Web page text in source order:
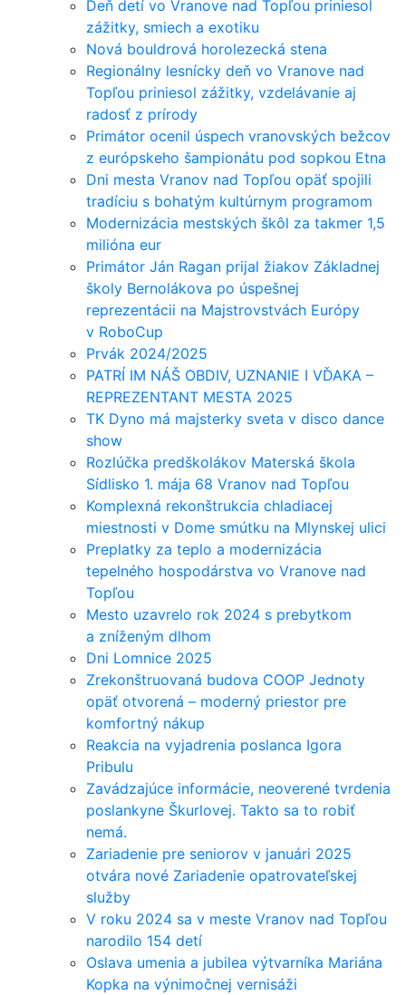
Deň detí vo Vranove nad Topľou priniesol
zážitky, smiech a exotiku
Nová bouldrová horolezecká stena
Regionálny lesnícky deň vo Vranove nad
Topľou priniesol zážitky, vzdelávanie aj
radosť z prírody
Primátor ocenil úspech vranovských bežcov
z európskeho šampionátu pod sopkou Etna
Dni mesta Vranov nad Topľou opäť spojili
tradíciu s bohatým kultúrnym programom
Modernizácia mestských škôl za takmer 1,5
milióna eur
Primátor Ján Ragan prijal žiakov Základnej
školy Bernolákova po úspešnej
reprezentácii na Majstrovstvách Európy
v RoboCup
Prvák 2024/2025
PATRÍ IM NÁŠ OBDIV, UZNANIE I VĎAKA –
REPREZENTANT MESTA 2025
TK Dyno má majsterky sveta v disco dance
show
Rozlúčka predškolákov Materská škola
Sídlisko 1. mája 68 Vranov nad Topľou
Komplexná rekonštrukcia chladiacej
miestnosti v Dome smútku na Mlynskej ulici
Preplatky za teplo a modernizácia
tepelného hospodárstva vo Vranove nad
Topľou
Mesto uzavrelo rok 2024 s prebytkom
a zníženým dlhom
Dni Lomnice 2025
Zrekonštruovaná budova COOP Jednoty
opäť otvorená – moderný priestor pre
komfortný nákup
Reakcia na vyjadrenia poslanca Igora
Pribulu
Zavádzajúce informácie, neoverené tvrdenia
poslankyne Škurlovej. Takto sa to robiť
nemá.
Zariadenie pre seniorov v januári 2025
otvára nové Zariadenie opatrovateľskej
služby
V roku 2024 sa v meste Vranov nad Topľou
narodilo 154 detí
Oslava umenia a jubilea výtvarníka Mariána
Kopka na výnimočnej vernisáži